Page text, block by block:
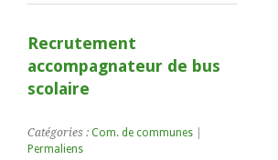
Recrutement
accompagnateur de bus
scolaire
Catégories : Com. de communes
Permaliens